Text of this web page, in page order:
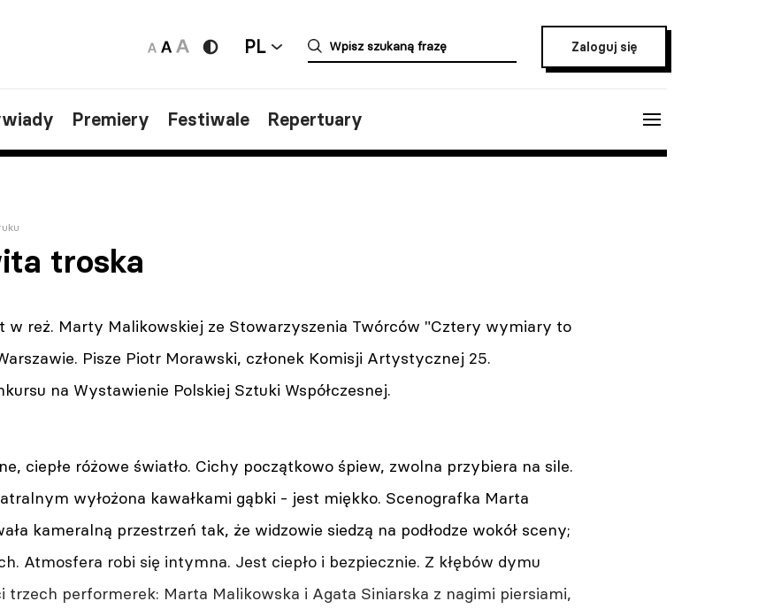
PL Zaloguj się
Premiery Festiwale Repertuary
troska
w reż. Marty Malikowskiej ze Stowarzyszenia Twórców "Cztery wymiary to
Pisze Piotr Morawski, członek Komisji Artystycznej 25.
na Wystawienie Polskiej Sztuki Współczesnej.
ciepłe różowe światło. Cichy początkowo śpiew, zwolna przybiera na sile.
wyłożona kawałkami gąbki - jest miękko. Scenografka Marta
kameralną przestrzeń tak, że widzowie siedzą na podłodze wokół sceny;
Atmosfera robi się intymna. Jest ciepło i bezpiecznie. Z kłębów dymu
trzech performerek: Marta Malikowska i Agata Siniarska z nagimi piersiami,